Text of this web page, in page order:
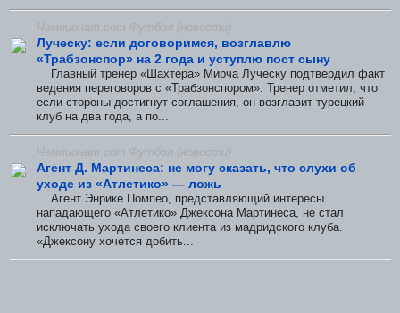
Чемпионат.com Футбол (новости)
Луческу: если договоримся, возглавлю
«Трабзонспор» на 2 года и уступлю пост сыну
Главный тренер «Шахтёра» Мирча Луческу подтвердил факт
ведения переговоров с «Трабзонспором». Тренер отметил, что
если стороны достигнут соглашения, он возглавит турецкий
клуб на два года, а по...
Чемпионат.com Футбол (новости)
Агент Д. Мартинеса: не могу сказать, что слухи об
уходе из «Атлетико» — ложь
Агент Энрике Помпео, представляющий интересы
нападающего «Атлетико» Джексона Мартинеса, не стал
исключать ухода своего клиента из мадридского клуба.
«Джексону хочется добить...